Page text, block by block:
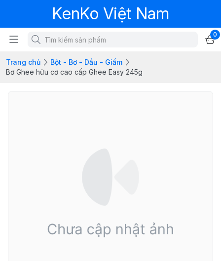
KenKo Việt Nam
0
Trang chủ
Bột - Bơ - Dầu - Giấm
Bơ Ghee hữu cơ cao cấp Ghee Easy 245g